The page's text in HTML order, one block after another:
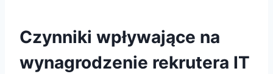
Czynniki wpływające na
wynagrodzenie rekrutera IT